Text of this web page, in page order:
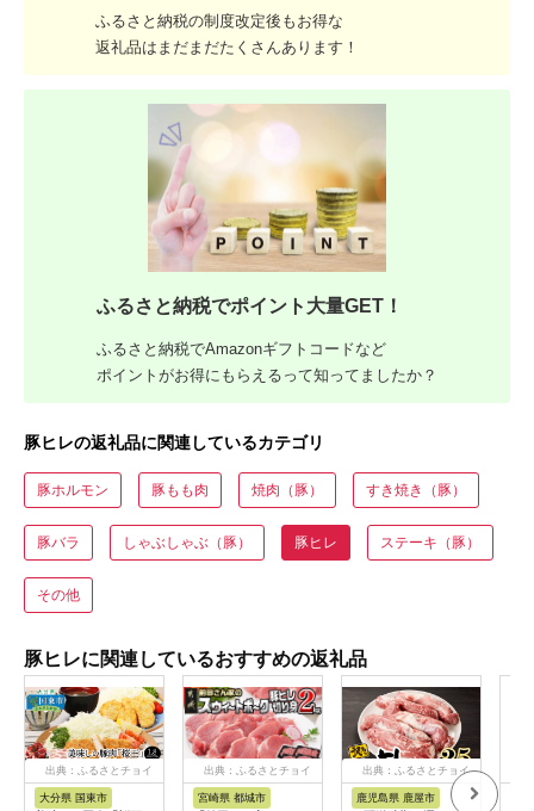
ふるさと納税の制度改定後もお得な
返礼品はまだまだたくさんあります！
ふるさと納税でポイント大量GET！
ふるさと納税でAmazonギフトコードなど
ポイントがお得にもらえるって知ってましたか？
豚ヒレの返礼品に関連しているカテゴリ
豚ホルモン 豚もも肉 焼肉（豚） すき焼き（豚）
豚バラ しゃぶしゃぶ（豚） 豚ヒレ ステーキ（豚）
その他
豚ヒレに関連しているおすすめの返礼品
出典：ふるさとチョイ
大分県 国東市
出典：ふるさとチョイ
宮崎県 都城市
出典：ふるさとチョイ
鹿児島県 鹿屋市